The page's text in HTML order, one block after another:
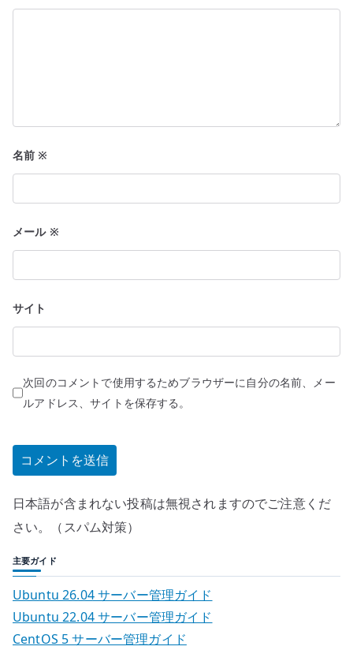
名前※
メール ※
サイト
次回のコメントで使用するためブラウザーに自分の名前、メー
ルアドレス、サイトを保存する。
日本語が含まれない投稿は無視されますのでご注意くだ
さい。（スパム対策）
主要ガイド
Ubuntu 26.04 サーバー管理ガイド
Ubuntu 22.04 サーバー管理ガイド
CentOS 5 サーバー管理ガイド